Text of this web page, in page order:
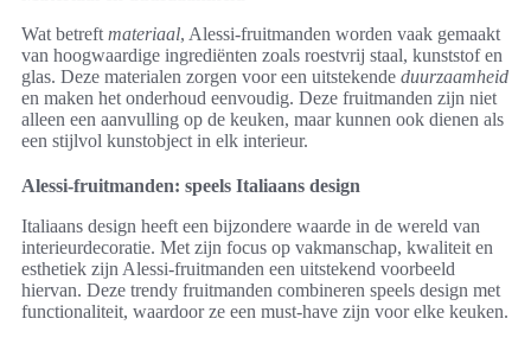
Wat betreft materiaal, Alessi-fruitmanden worden vaak gemaakt
van hoogwaardige ingrediënten zoals roestvrij staal, kunststof en
glas. Deze materialen zorgen voor een uitstekende duurzaamheid
en maken het onderhoud eenvoudig. Deze fruitmanden zijn niet
alleen een aanvulling op de keuken, maar kunnen ook dienen als
een stijlvol kunstobject in elk interieur.
Alessi-fruitmanden: speels Italiaans design
Italiaans design heeft een bijzondere waarde in de wereld van
interieurdecoratie. Met zijn focus op vakmanschap, kwaliteit en
esthetiek zijn Alessi-fruitmanden een uitstekend voorbeeld
hiervan. Deze trendy fruitmanden combineren speels design met
functionaliteit, waardoor ze een must-have zijn voor elke keuken.